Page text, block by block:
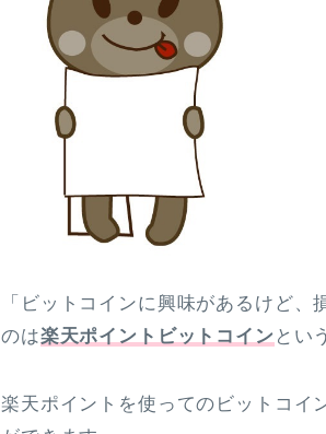
「ビットコインに興味があるけど
のは楽天ポイントビットコイン とい
楽天ポイントを使ってのビットコイ